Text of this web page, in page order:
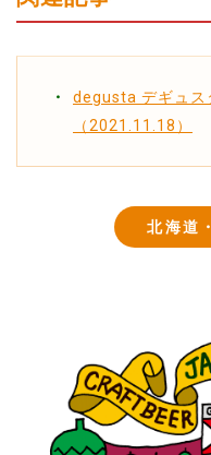
degusta デギュス
（2021.11.18）
北海道